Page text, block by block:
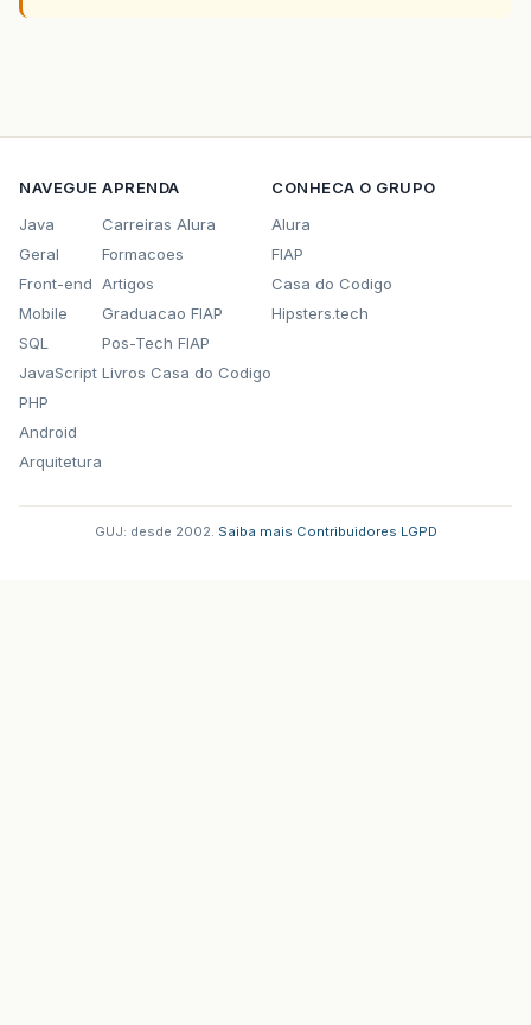
NAVEGUE
Java
Geral
Front-end
Mobile
SQL
JavaScript
PHP
Android
Arquitetura
APRENDA
Carreiras Alura
Formacoes
Artigos
Graduacao FIAP
Pos-Tech FIAP
Livros Casa do Codigo
CONHECA O GRUPO
Alura
FIAP
Casa do Codigo
Hipsters.tech
GUJ: desde 2002. Saiba mais Contribuidores LGPD